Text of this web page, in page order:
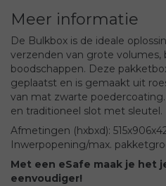
Meer informatie
De Bulkbox is de ideale
verzenden van grote volumes,
boodschappen. Deze
geplaatst en is gemaakt uit
van mat zwarte
en traditioneel slot met sleutel.
Afmetingen (hxbxd):
Inwerpopening/max.
Met een eSafe maak je het
eenvoudiger!